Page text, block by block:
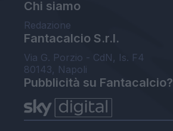
Chi siamo
Redazione
Fantacalcio S.r.l.
Via G. Porzio - CdN, Is. F4
80143, Napoli
Pubblicità su Fantacalcio?